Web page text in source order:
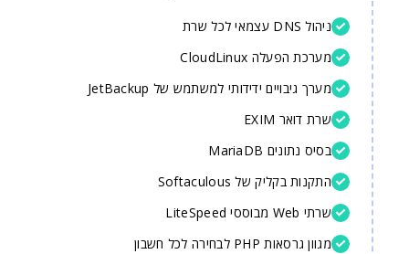
ניהול DNS עצמאי לכל שרת
מערכת הפעלה CloudLinux
מערך גיבויים ידידותי למשתמש של JetBackup
שרת דואר EXIM
בסיס נתונים MariaDB
התקנות בקליק של Softaculous
שרתי Web מבוססי LiteSpeed
מגוון גרסאות PHP לבחירה לכל חשבון